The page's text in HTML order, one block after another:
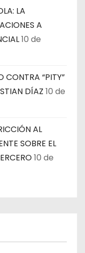
LA
A
10 de
CONTRA “PITY”
DÍAZ 10 de
AL
SOBRE EL
10 de